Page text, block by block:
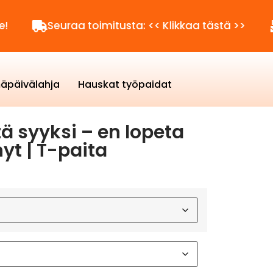
toimitusta: << Klikkaa tästä >>
Hauskat työpaidat
syyksi – en lopeta
| T-paita